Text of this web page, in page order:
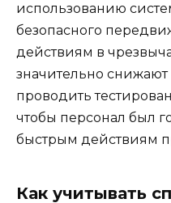
использованию
безопасного
действиям в
значительно
проводить
чтобы персонал был
быстрым действиям
Как учитывать